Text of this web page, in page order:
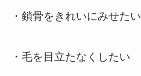
・鎖骨をきれいにみせたい
・毛を目立たなくしたい